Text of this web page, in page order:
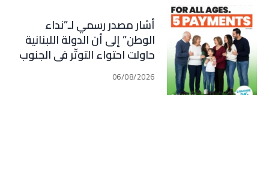
أشار مصدر رسمي لـ”نداء
الوطن” إلى أن الدولة اللبنانية
حاولت احتواء التوتّر في الجنوب
عبر إجراء سلسلة اتصالات
دبلوماسية وأمنية، لكن عدم
06/08/2026